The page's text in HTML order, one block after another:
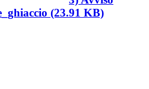
(23.91 KB)